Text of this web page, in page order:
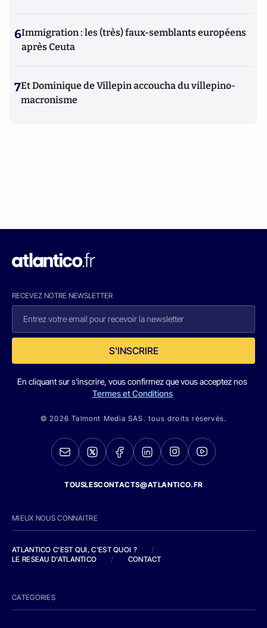
6Immigration : les (très) faux-semblants européens
après Ceuta
7Et Dominique de Villepin accoucha du villepino-
macronisme
RECEVEZ NOTRE NEWSLETTER
S'INSCRIRE
En cliquant sur s'inscrire, vous confirmez que vous acceptez nos
Termes et Conditions
© 2026 Talmont Media SAS. tous droits réservés.
TOUSLESCONTACTS@ATLANTICO.FR
MIEUX NOUS CONNAITRE
ATLANTICO C'EST QUI, C'EST QUOI ?
/
LE RESEAU D'ATLANTICO
/ CONTACT
CATEGORIES